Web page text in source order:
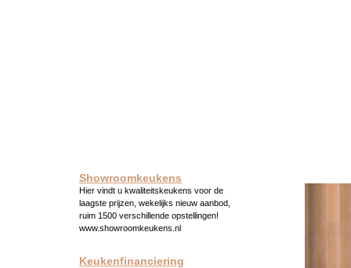
Showroomkeukens
Hier vindt u kwaliteitskeukens voor de
laagste prijzen, wekelijks nieuw aanbod,
ruim 1500 verschillende opstellingen!
www.showroomkeukens.nl
Keukenfinanciering